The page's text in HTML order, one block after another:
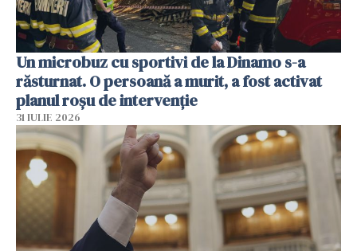
Un microbuz cu sportivi de la Dinamo s-a
răsturnat. O persoană a murit, a fost activat
planul roșu de intervenție
31 IULIE 2026